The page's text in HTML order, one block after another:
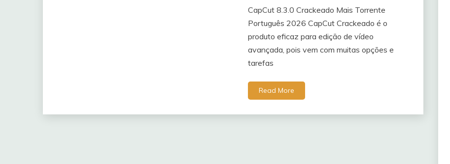
CapCut 8.3.0 Crackeado Mais Torrente
Português 2026 CapCut Crackeado é o
produto eficaz para edição de vídeo
avançada, pois vem com muitas opções e
tarefas
Read More